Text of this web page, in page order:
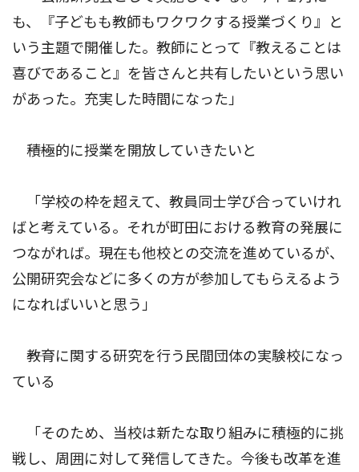
も、『子どもも教師もワクワクする授業づくり』と
いう主題で開催した。教師にとって『教えることは
喜びであること』を皆さんと共有したいという思い
があった。充実した時間になった」
――積極的に授業を開放していきたいと
「学校の枠を超えて、教員同士学び合っていけれ
ばと考えている。それが町田における教育の発展に
つながれば。現在も他校との交流を進めているが、
公開研究会などに多くの方が参加してもらえるよう
になればいいと思う」
――教育に関する研究を行う民間団体の実験校になっ
ている
「そのため、当校は新たな取り組みに積極的に挑
戦し、周囲に対して発信してきた。今後も改革を進